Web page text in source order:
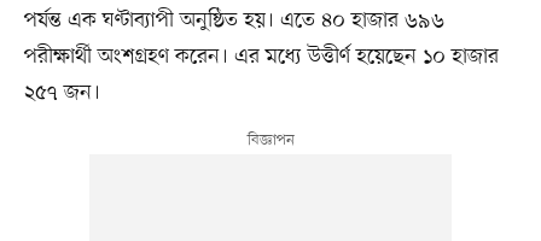
পর্যন্ত এক ঘণ্টাব্যাপী অনুষ্ঠিত হয়। এতে ৪০ হাজার ৬৯৬
পরীক্ষার্থী অংশগ্রহণ করেন। এর মধ্যে উত্তীর্ণ হয়েছেন ১০ হাজার
২৫৭ জন।